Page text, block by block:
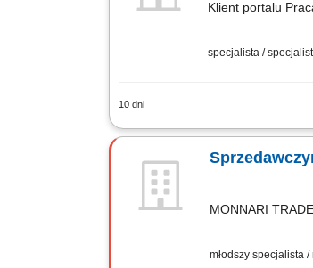
Klient portalu
specjalista /
10 dni
Codzienny kontakt z
MONNARI
młodszy specjalista